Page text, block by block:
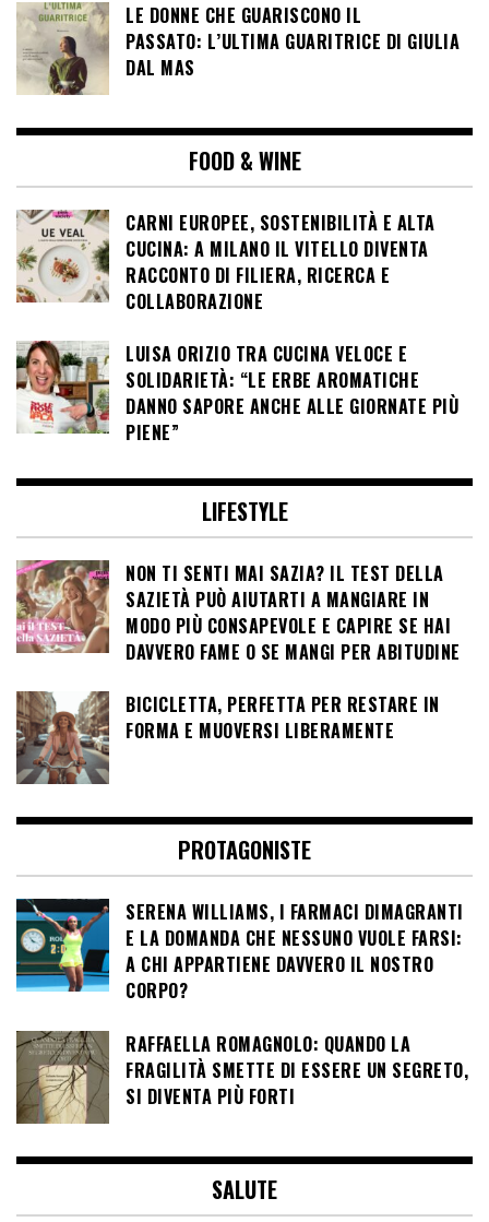
LE DONNE CHE GUARISCONO IL
PASSATO: L’ULTIMA GUARITRICE DI GIULIA
DAL MAS
FOOD & WINE
CARNI EUROPEE, SOSTENIBILITÀ E ALTA
CUCINA: A MILANO IL VITELLO DIVENTA
RACCONTO DI FILIERA, RICERCA E
COLLABORAZIONE
LUISA ORIZIO TRA CUCINA VELOCE E
SOLIDARIETÀ: “LE ERBE AROMATICHE
DANNO SAPORE ANCHE ALLE GIORNATE PIÙ
PIENE”
LIFESTYLE
NON TI SENTI MAI SAZIA? IL TEST DELLA
SAZIETÀ PUÒ AIUTARTI A MANGIARE IN
MODO PIÙ CONSAPEVOLE E CAPIRE SE HAI
DAVVERO FAME O SE MANGI PER ABITUDINE
BICICLETTA, PERFETTA PER RESTARE IN
FORMA E MUOVERSI LIBERAMENTE
PROTAGONISTE
SERENA WILLIAMS, I FARMACI DIMAGRANTI
E LA DOMANDA CHE NESSUNO VUOLE FARSI:
A CHI APPARTIENE DAVVERO IL NOSTRO
CORPO?
RAFFAELLA ROMAGNOLO: QUANDO LA
FRAGILITÀ SMETTE DI ESSERE UN SEGRETO,
SI DIVENTA PIÙ FORTI
SALUTE